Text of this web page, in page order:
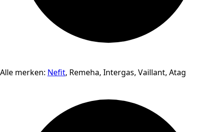
Alle merken: Nefit, Remeha, Intergas, Vaillant, Atag